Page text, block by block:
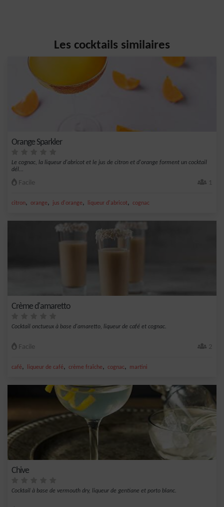
Les cocktails similaires
Orange Sparkler
Le cognac, la liqueur d'abricot et le jus de citron et d'orange forment un cocktail
dél...
Facile 1
citron, orange, jus d'orange, liqueur d'abricot, cognac
Crème d'amaretto
Cocktail onctueux à base d'amaretto, liqueur de café et cognac.
Facile 2
café, liqueur de café, crème fraîche, cognac, martini
Chive
Cocktail à base de vermouth dry, liqueur de gentiane et porto blanc.